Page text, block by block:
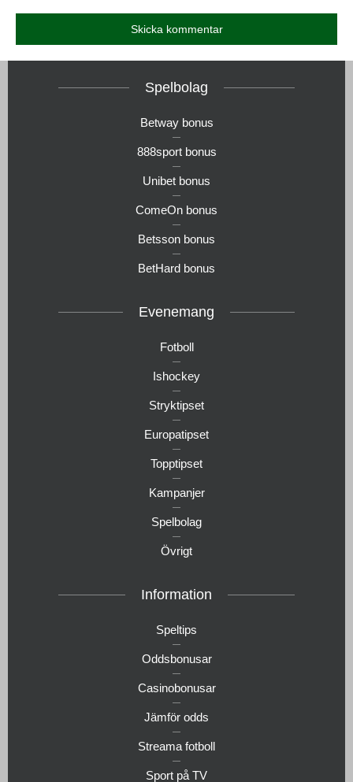
Spelbolag
Betway bonus
888sport bonus
Unibet bonus
ComeOn bonus
Betsson bonus
BetHard bonus
Evenemang
Fotboll
Ishockey
Stryktipset
Europatipset
Topptipset
Kampanjer
Spelbolag
Övrigt
Information
Speltips
Oddsbonusar
Casinobonusar
Jämför odds
Streama fotboll
Sport på TV